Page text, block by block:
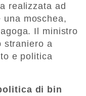
realizzata ad
moschea,
Il ministro
straniero a
e politica
di bin